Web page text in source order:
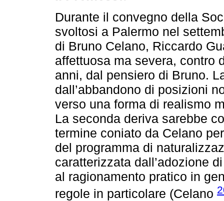
Durante il convegno della
svoltosi a Palermo nel
di Bruno Celano, Riccardo
affettuosa ma severa, contro
anni, dal pensiero di Bruno.
dall’abbandono di posizioni
verso una forma di realismo
La seconda deriva sarebbe
termine coniato da Celano
del programma di
caratterizzata dall’adozione
al ragionamento pratico in
regole in particolare (Celano